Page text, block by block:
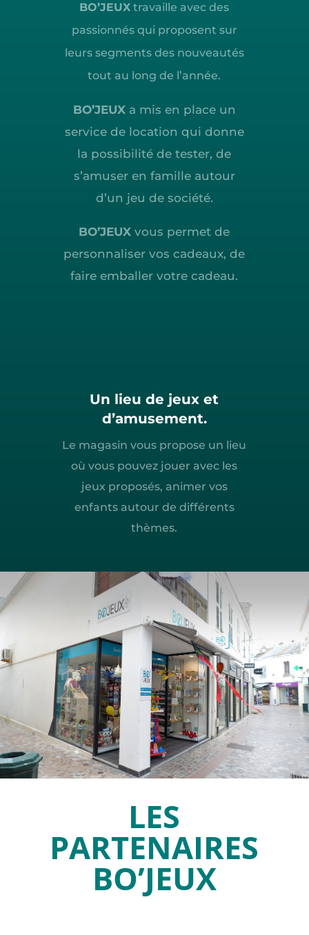
BO’JEUX travaille avec des
passionnés qui proposent sur
leurs segments des nouveautés
tout au long de l’année.
BO’JEUXa mis en place un
service de location qui donne
la possibilité de tester, de
s’amuser en famille autour
d’un jeu de société.
BO’JEUX vous permet de
personnaliser vos cadeaux, de
faire emballer votre cadeau.
Un lieu de jeux et
d’amusement.
Le magasin vous propose un lieu
où vous pouvez jouer avec les
jeux proposés, animer vos
enfants autour de différents
thèmes.
LES
PARTENAIRES
BO’JEUX